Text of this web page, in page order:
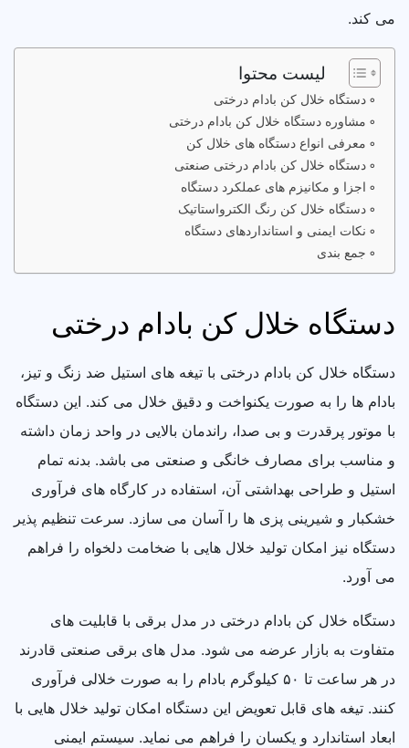
می کند.
لیست محتوا
دستگاه خلال کن بادام درختی
مشاوره دستگاه خلال کن بادام درختی
معرفی انواع دستگاه های خلال کن
دستگاه خلال کن بادام درختی صنعتی
اجزا و مکانیزم های عملکرد دستگاه
دستگاه خلال کن رنگ الکترواستاتیک
نکات ایمنی و استانداردهای دستگاه
جمع بندی
دستگاه خلال کن بادام درختی
دستگاه خلال کن بادام درختی با تیغه های استیل ضد زنگ و تیز،
بادام ها را به صورت یکنواخت و دقیق خلال می کند. این دستگاه
با موتور پرقدرت و بی صدا، راندمان بالایی در واحد زمان داشته
و مناسب برای مصارف خانگی و صنعتی می باشد. بدنه تمام
استیل و طراحی بهداشتی آن، استفاده در کارگاه های فرآوری
خشکبار و شیرینی پزی ها را آسان می سازد. سرعت تنظیم پذیر
دستگاه نیز امکان تولید خلال هایی با ضخامت دلخواه را فراهم
می آورد.
دستگاه خلال کن بادام درختی در مدل برقی با قابلیت های
متفاوت به بازار عرضه می شود. مدل های برقی صنعتی قادرند
در هر ساعت تا ۵۰ کیلوگرم بادام را به صورت خلالی فرآوری
کنند. تیغه های قابل تعویض این دستگاه امکان تولید خلال هایی با
ابعاد استاندارد و یکسان را فراهم می نماید. سیستم ایمنی